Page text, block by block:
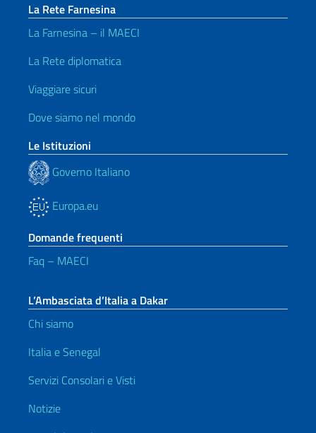
La Rete Farnesina
La Farnesina – il MAECI
La Rete diplomatica
Viaggiare sicuri
Dove siamo nel mondo
Le Istituzioni
Governo Italiano
Europa.eu
Domande frequenti
Faq – MAECI
L’Ambasciata d’Italia a Dakar
Chi siamo
Italia e Senegal
Servizi Consolari e Visti
Notizie